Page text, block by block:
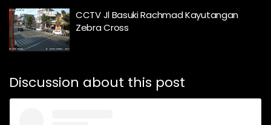
CCTV Jl Basuki Rachmad Kayutangan
Zebra Cross
Discussion about this post